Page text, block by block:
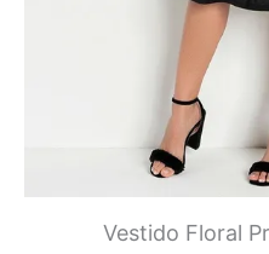
Vestido Floral